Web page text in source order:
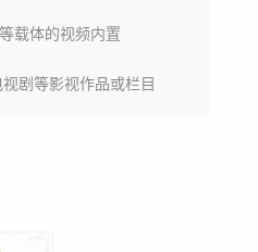
载体的视频内置
剧等影视作品或栏目